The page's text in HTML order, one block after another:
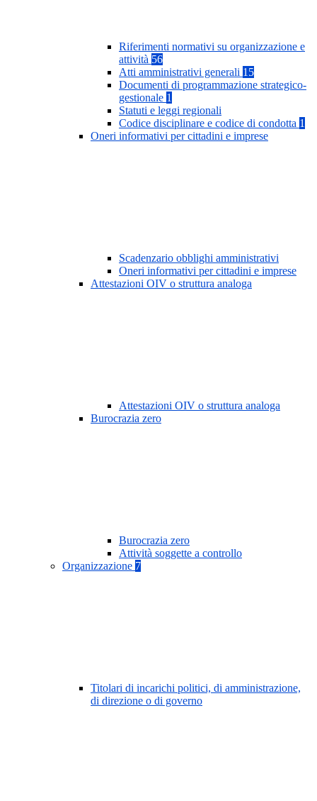
Riferimenti normativi su organizzazione e
attività 56
Atti amministrativi generali 15
Documenti di programmazione strategico-
gestionale 1
Statuti e leggi regionali
Codice disciplinare e codice di condotta 1
Oneri informativi per cittadini e imprese
Scadenzario obblighi amministrativi
Oneri informativi per cittadini e imprese
Attestazioni OIV o struttura analoga
Attestazioni OIV o struttura analoga
Burocrazia zero
Burocrazia zero
Attività soggette a controllo
Organizzazione 7
Titolari di incarichi politici, di amministrazione,
di direzione o di governo